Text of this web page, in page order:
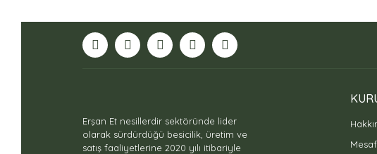
Erşan Et nesillerdir sektöründe lider
olarak sürdürdüğü besicilik, üretim ve
satış faaliyetlerine 2020 yılı itibariyle